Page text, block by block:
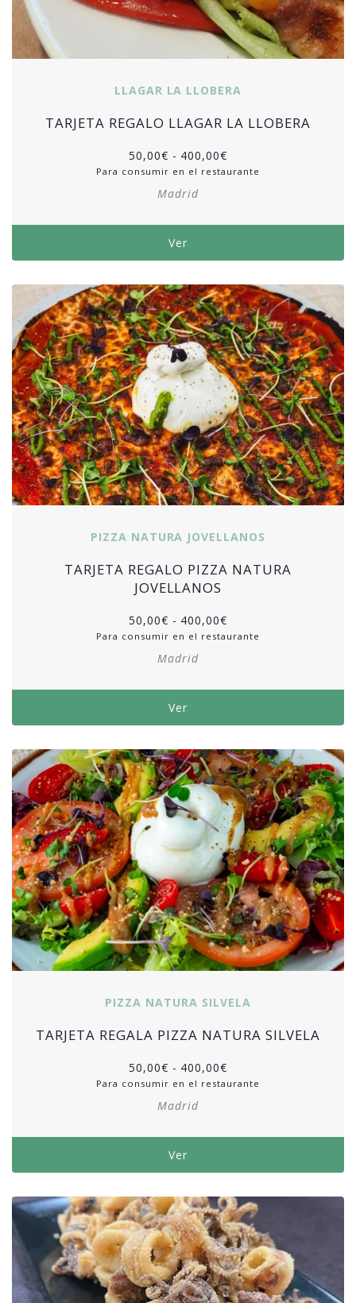
LLAGAR LA LLOBERA
TARJETA REGALO LLAGAR LA LLOBERA
50,00€ - 400,00€
Para consumir en el restaurante
Madrid
Ver
PIZZA NATURA JOVELLANOS
TARJETA REGALO PIZZA NATURA
JOVELLANOS
50,00€ - 400,00€
Para consumir en el restaurante
Madrid
Ver
PIZZA NATURA SILVELA
TARJETA REGALA PIZZA NATURA SILVELA
50,00€ - 400,00€
Para consumir en el restaurante
Madrid
Ver